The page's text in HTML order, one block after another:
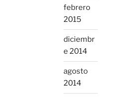
febrero
2015
diciembr
e 2014
agosto
2014